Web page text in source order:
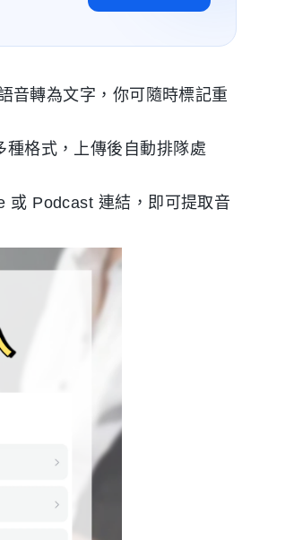
音轉為文字，你可隨時標記重
種格式，上傳後自動排隊處
或 Podcast 連結，即可提取音